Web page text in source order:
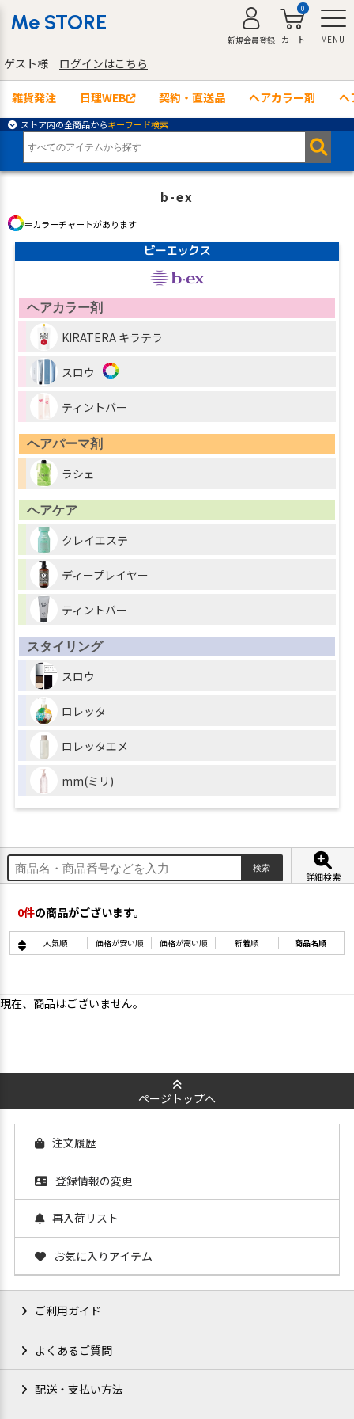
雑貨発注 日理WEB 契約・直送品 ヘアカラー剤 ヘ
ストア内の全商品からキーワード検索
Me STORE
MENU
新規会員登録 カート
0
ゲスト様 ログインはこちら
b-ex
＝カラーチャートがあります
ビーエックス
ヘアカラー剤
KIRATERA キラテラ
スロウ
ティントバー
ヘアパーマ剤
ラシェ
ヘアケア
クレイエステ
ディープレイヤー
ティントバー
スタイリング
スロウ
ロレッタ
ロレッタエメ
mm(ミリ)
詳細検索
0件の商品がございます。
人気順 価格が安い順 価格が高い順 新着順 商品名順
現在、商品はございません。
ページトップへ
注文履歴
登録情報の変更
再入荷リスト
お気に入りアイテム
ご利用ガイド
よくあるご質問
配送・支払い方法